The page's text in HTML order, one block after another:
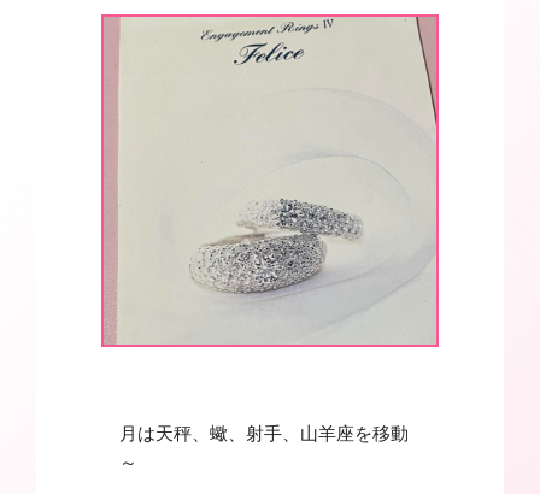
月は天秤、蠍、射手、山羊座を移動
～